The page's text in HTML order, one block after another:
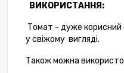
ВИКОРИСТАННЯ:
Томат - дуже корисний
у свіжому вигляді.
Також можна